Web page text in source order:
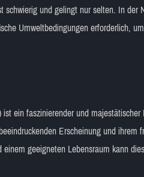
und gelingt nur selten. In
Umweltbedingungen erforderlich,
ein faszinierender und
Erscheinung und
geeigneten Lebensraum kann